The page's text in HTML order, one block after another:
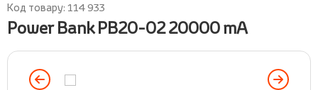
Код товару: 114 933
Power Bank PB20-02 20000 mA